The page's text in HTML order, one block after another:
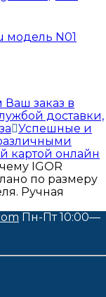
модель N01
Ваш заказ в
доставки,
Успешные и
картой онлайн
IGOR
по размеру
Ручная
Пн-Пт 10:00—